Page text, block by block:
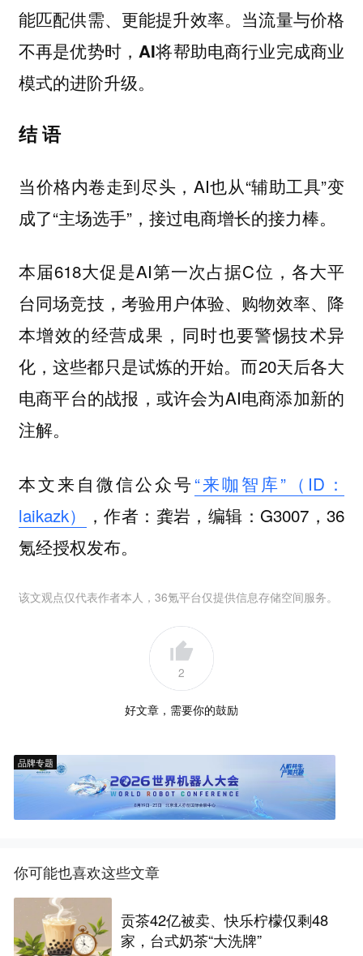
能匹配供需、更能提升效率。当流量与价格
不再是优势时，AI将帮助电商行业完成商业
模式的进阶升级。
结 语
当价格内卷走到尽头，AI也从“辅助工具”变
成了“主场选手”，接过电商增长的接力棒。
本届618大促是AI第一次占据C位，各大平
台同场竞技，考验用户体验、购物效率、降
本增效的经营成果，同时也要警惕技术异
化，这些都只是试炼的开始。而20天后各大
电商平台的战报，或许会为AI电商添加新的
注解。
本文来自微信公众号“来咖智库”（ID：
laikazk）
，作者：龚岩，编辑：G3007，36
氪经授权发布。
该文观点仅代表作者本人，36氪平台仅提供信息存储空间服务。
2
好文章，需要你的鼓励
品牌专题
你可能也喜欢这些文章
贡茶42亿被卖、快乐柠檬仅剩48
家，台式奶茶“大洗牌”